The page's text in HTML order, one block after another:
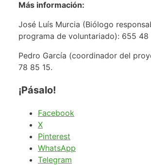
Más información:
José Luís Murcia (Biólogo
programa de voluntariado): 655 48
Pedro García (coordinador del
78 85 15.
¡Pásalo!
Facebook
X
Pinterest
WhatsApp
Telegram